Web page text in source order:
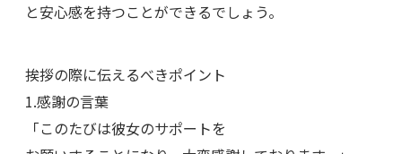
と安心感を持つことができるでしょう。
挨拶の際に伝えるべきポイント
1.感謝の言葉
「このたびは彼女のサポートを